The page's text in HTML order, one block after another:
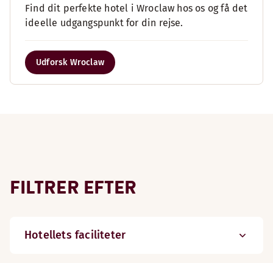
Find dit perfekte hotel i Wroclaw hos os og få det
ideelle udgangspunkt for din rejse.
Udforsk Wroclaw
FILTRER EFTER
Hotellets faciliteter